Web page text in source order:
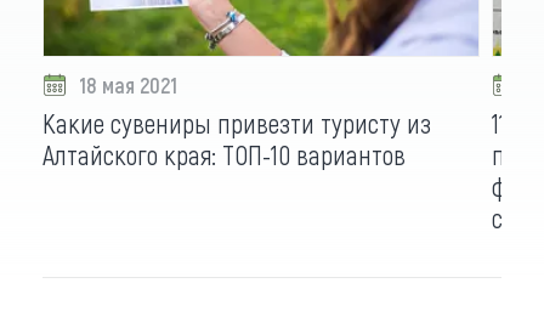
18 мая 2021
Какие сувениры привезти туристу из
Алтайского края: ТОП-10 вариантов
11